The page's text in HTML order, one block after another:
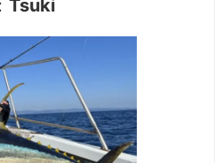
： Tsuki